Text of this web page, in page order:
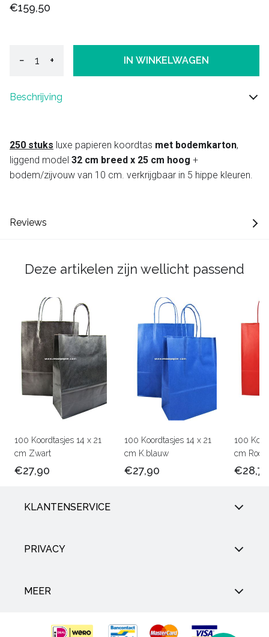
€159,50
− + IN WINKELWAGEN
Beschrijving
250 stuks luxe papieren koordtas met bodemkarton,
liggend model 32 cm breed x 25 cm hoog +
bodem/zijvouw van 10 cm. verkrijgbaar in 5 hippe kleuren.
Reviews
Deze artikelen zijn wellicht passend
100 Koordtasjes 14 x 21
cm Zwart
€27,90
100 Koordtasjes 14 x 21
cm K.blauw
€27,90
100
cm Rood
€28,75
KLANTENSERVICE
PRIVACY
MEER